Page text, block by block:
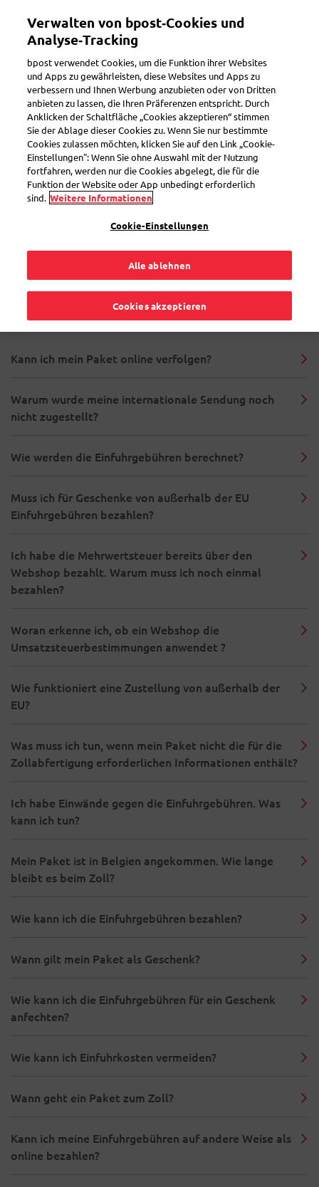
Toggle navigation
Search
Auslandspaket
Mein Paket verfolgen
27Fragen
« Auslandspaket »
Kann ich mein Paket online verfolgen?
Warum wurde meine internationale Sendung noch
nicht zugestellt?
Wie werden die Einfuhrgebühren berechnet?
Muss ich für Geschenke von außerhalb der EU
Einfuhrgebühren bezahlen?
Ich habe die Mehrwertsteuer bereits über den
Webshop bezahlt. Warum muss ich noch einmal
bezahlen?
Woran erkenne ich, ob ein Webshop die
Umsatzsteuerbestimmungen anwendet ?
Wie funktioniert eine Zustellung von außerhalb der
EU?
Was muss ich tun, wenn mein Paket nicht die für die
Zollabfertigung erforderlichen Informationen enthält?
Ich habe Einwände gegen die Einfuhrgebühren. Was
kann ich tun?
Mein Paket ist in Belgien angekommen. Wie lange
bleibt es beim Zoll?
Wie kann ich die Einfuhrgebühren bezahlen?
Wann gilt mein Paket als Geschenk?
Wie kann ich die Einfuhrgebühren für ein Geschenk
anfechten?
Wie kann ich Einfuhrkosten vermeiden?
Wann geht ein Paket zum Zoll?
Kann ich meine Einfuhrgebühren auf andere Weise als
online bezahlen?
Verwalten von bpost‑Cookies und
Analyse‑Tracking
bpost verwendet Cookies, um die Funktion ihrer Websites
und Apps zu gewährleisten, diese Websites und Apps zu
verbessern und Ihnen Werbung anzubieten oder von Dritten
anbieten zu lassen, die Ihren Präferenzen entspricht. Durch
Anklicken der Schaltfläche „Cookies akzeptieren“ stimmen
Sie der Ablage dieser Cookies zu. Wenn Sie nur bestimmte
Cookies zulassen möchten, klicken Sie auf den Link „Cookie-
Einstellungen": Wenn Sie ohne Auswahl mit der Nutzung
fortfahren, werden nur die Cookies abgelegt, die für die
Funktion der Website oder App unbedingt erforderlich
sind. Weitere Informationen
Cookie-Einstellungen
Alle ablehnen
Cookies akzeptieren